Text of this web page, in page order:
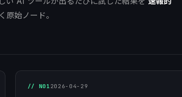
始ノード。
// N01 2026-04-29